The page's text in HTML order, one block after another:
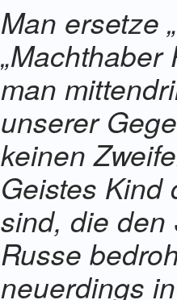
Man ersetze
„Machthaber
man
unserer
keinen
Geistes Kind
sind, die den
Russe
neuerdings